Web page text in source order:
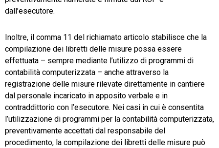
dall’esecutore.
Inoltre, il comma 11 del richiamato articolo stabilisce che la
compilazione dei libretti delle misure possa essere
effettuata – sempre mediante l’utilizzo di programmi di
contabilità computerizzata – anche attraverso la
registrazione delle misure rilevate direttamente in cantiere
dal personale incaricato in apposito verbale e in
contraddittorio con l’esecutore. Nei casi in cui è consentita
l’utilizzazione di programmi per la contabilità computerizzata,
preventivamente accettati dal responsabile del
procedimento, la compilazione dei libretti delle misure può